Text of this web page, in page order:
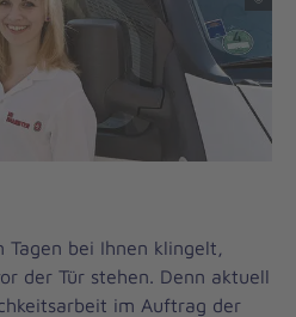
bei Ihnen klingelt,
der Tür stehen. Denn aktuell
im Auftrag der